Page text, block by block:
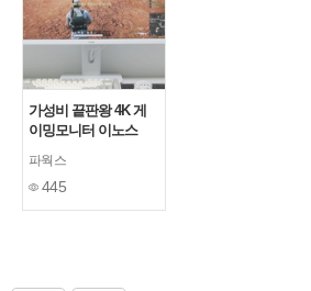
가성비 끝판왕 4K 게
이밍모니터 이노스
USB-C HDR Ai GEN
멀티스탠드 무결점 사
용후기
파웍스
445